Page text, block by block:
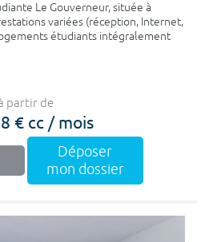
Le Gouverneur, située à
variées (réception, Internet,
étudiants intégralement
partir de
€ cc / mois
Déposer
mon dossier